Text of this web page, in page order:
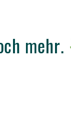
mehr.